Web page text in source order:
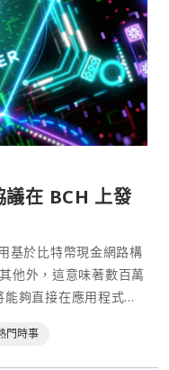
在 BCH 上發
基於比特幣現金網路構
他外，這意味著數百萬
夠直接在應用程式內
門時事